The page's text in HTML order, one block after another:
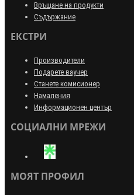
Връщане на продукти
Съдържание
ЕКСТРИ
Производители
Подарете ваучер
Станете комисионер
Намаления
Информационен център
СОЦИАЛНИ МРЕЖИ
МОЯТ ПРОФИЛ